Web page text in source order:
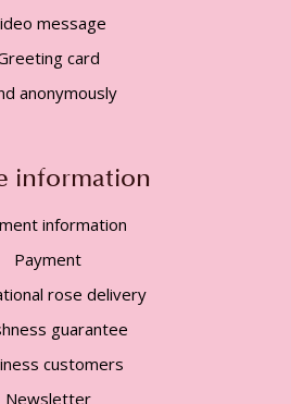
message
card
anonymously
information
information
Payment
rose delivery
guarantee
customers
Newsletter